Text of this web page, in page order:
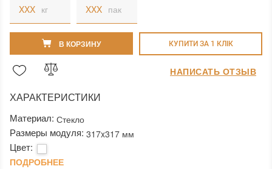
кг пак
В КОРЗИНУ КУПИТИ ЗА 1 КЛIК
ХАРАКТЕРИСТИКИ
Материал: Стекло
Размеры модуля: 317x317 мм
Цвет:
ПОДРОБНЕЕ
НАПИСАТЬ ОТЗЫВ